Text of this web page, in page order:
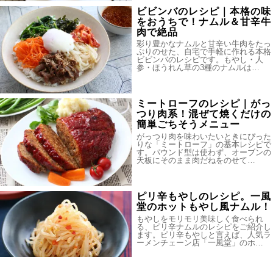
ビビンバのレシピ｜本格の味
をおうちで！ナムル＆甘辛牛
肉で絶品
彩り豊かなナムルと甘辛い牛肉をたっ
ぷりのせた、自宅で手軽に作れる本格
ビビンバのレシピです。もやし・人
参・ほうれん草の3種のナムルは…
ミートローフのレシピ｜がっ
つり肉系！混ぜて焼くだけの
簡単ごちそうメニュー
がっつり肉を味わいたいときにぴった
りな「ミートローフ」の基本レシピで
す。パウンド型は使わず、オーブンの
天板にそのまま肉だねをのせて…
ピリ辛もやしのレシピ。一風
堂のホットもやし風ナムル！
もやしをモリモリ美味しく食べられ
る、ピリ辛ナムルのレシピをご紹介し
ます。ピリ辛もやしと言えば、人気ラ
ーメンチェーン店「一風堂」のホ…